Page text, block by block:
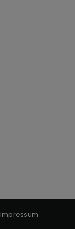
Impressum